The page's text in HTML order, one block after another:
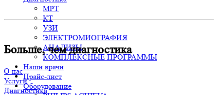
МРТ
КТ
УЗИ
ЭЛЕКТРОМИОГРАФИЯ
АНАЛИЗЫ
КОМПЛЕКСНЫЕ ПРОГРАММЫ
Наши врачи
Прайс-лист
Оборудование
Больше, чем диагностика
О нас
Услуги
Диагностика